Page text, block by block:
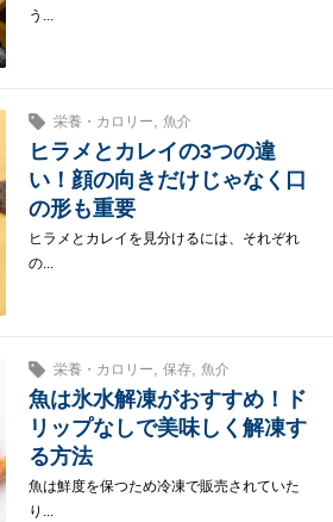
う...
栄養・カロリー, 魚介
ヒラメとカレイの3つの違
い！顔の向きだけじゃなく口
の形も重要
ヒラメとカレイを見分けるには、それぞれ
の...
栄養・カロリー, 保存, 魚介
魚は氷水解凍がおすすめ！ド
リップなしで美味しく解凍す
る方法
魚は鮮度を保つため冷凍で販売されていた
り...